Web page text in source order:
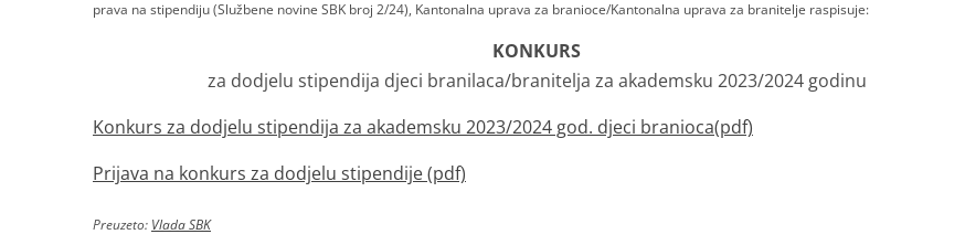
prava na stipendiju (Službene novine SBK broj 2/24), Kantonalna uprava za branioce/Kantonalna uprava za branitelje raspisuje:
KONKURS
za dodjelu stipendija djeci branilaca/branitelja za akademsku 2023/2024 godinu
Konkurs za dodjelu stipendija za akademsku 2023/2024 god. djeci branioca(pdf)
Prijava na konkurs za dodjelu stipendije (pdf)
Preuzeto: Vlada SBK